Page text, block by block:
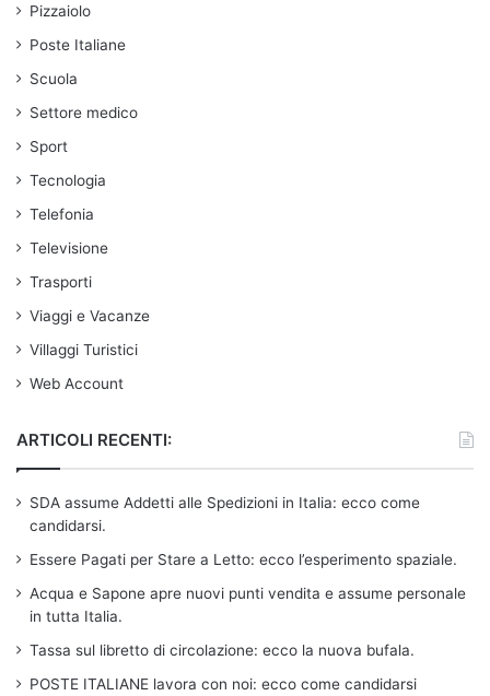
Pizzaiolo
Poste Italiane
Scuola
Settore medico
Sport
Tecnologia
Telefonia
Televisione
Trasporti
Viaggi e Vacanze
Villaggi Turistici
Web Account
ARTICOLI RECENTI:
SDA assume Addetti alle Spedizioni in Italia: ecco come
candidarsi.
Essere Pagati per Stare a Letto: ecco l’esperimento spaziale.
Acqua e Sapone apre nuovi punti vendita e assume personale
in tutta Italia.
Tassa sul libretto di circolazione: ecco la nuova bufala.
POSTE ITALIANE lavora con noi: ecco come candidarsi